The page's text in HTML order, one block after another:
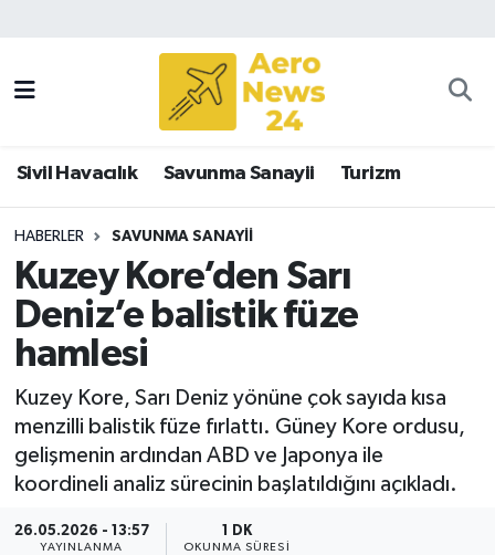
Sivil Havacılık Savunma Sanayii Turizm
HABERLER SAVUNMA SANAYII
Kuzey Kore’den Sarı
Deniz’e balistik füze
hamlesi
Kuzey Kore, Sarı Deniz yönüne çok sayıda kısa
menzilli balistik füze fırlattı. Güney Kore ordusu,
gelişmenin ardından ABD ve Japonya ile
koordineli analiz sürecinin başlatıldığını açıkladı.
26.05.2026 - 13:57
YAYINLANMA
1 DK
OKUNMA SÜRESI